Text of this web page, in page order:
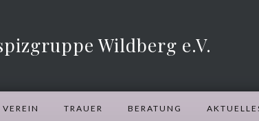
Wildberg e.V.
VEREIN TRAUER BERATUNG